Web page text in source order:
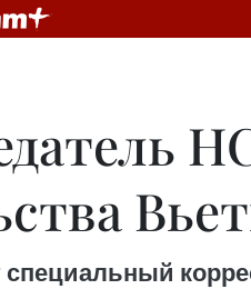
специальный